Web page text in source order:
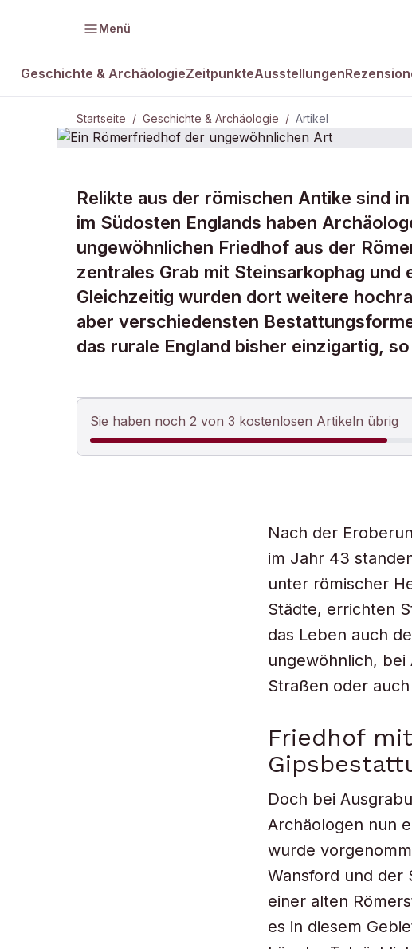
Menü
Geschichte & ArchäologieZeitpunkteAusstellungen
Startseite / Geschichte & Archäologie / Artikel
DAMALS PlusGESCHICHTE & ARCHÄOLOGIE
Ein
Relikte aus der römischen Antike sind
im Südosten Englands haben
ungewöhnlichen Friedhof aus der
zentrales Grab mit Steinsarkophag und
Gleichzeitig wurden dort weitere
aber verschiedensten
das rurale England bisher einzigartig, so
Sie haben noch 2 von 3 kostenlosen Artikeln übrig
Nach der
im Jahr 43
unter römischer
Städte, errichten
das Leben auch
ungewöhnlich, bei
Straßen oder
Friedhof
Doch bei
Archäologen nun
wurde
Wansford und der
einer alten
es in diesem